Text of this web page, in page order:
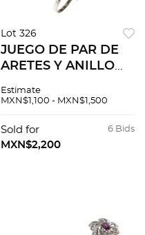
Lot 326
JUEGO DE PAR DE
ARETES Y ANILLO
PLATA .925 Y METAL
raqueta. Tamaño: 2.5
cm x 1.7 cm aprox.<...
Estimate
MXN$1,100 - MXN$1,500
6 Bids
Sold for
MXN$2,200